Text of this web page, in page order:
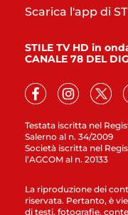
Testata iscritta nel
Salerno al n. 34/2009
Società iscritta nel
l’AGCOM al n. 20133
Scarica l'app di
STILE TV HD in
CANALE 78 DEL
La riproduzione dei
riservata. Pertanto, è
di testi, fotografie,